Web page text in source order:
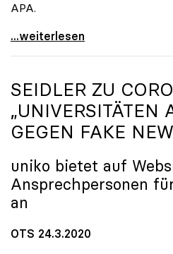
APA.
Universitäten setzen weiter
...weiterlesen
SEIDLER ZU
„UNIVERSITÄTEN
GEGEN FAKE
uniko bietet auf
Ansprechpersonen
an
OTS 24.3.2020